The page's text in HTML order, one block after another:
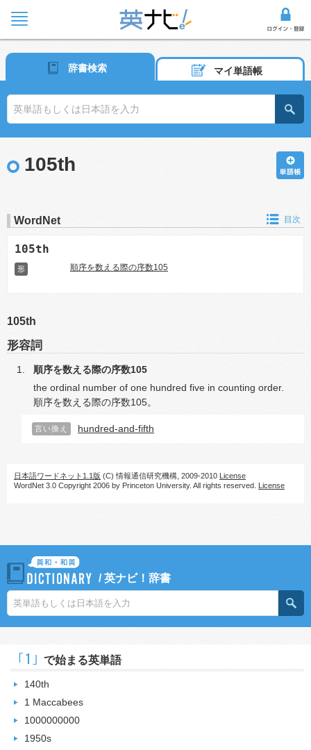
辞書検索 マイ単語帳
105th
WordNet 目次
105th
形 順序を数える際の序数105
105th
形容詞
順序を数える際の序数105
the ordinal number of one hundred five in counting order.
順序を数える際の序数105。
言い換え hundred-and-fifth
日本語ワードネット1.1版 (C) 情報通信研究機構, 2009-2010 License
WordNet 3.0 Copyright 2006 by Princeton University. All rights reserved. License
/英ナビ！辞書
｢1｣ で始まる英単語
140th
1 Maccabees
1000000000
1950s